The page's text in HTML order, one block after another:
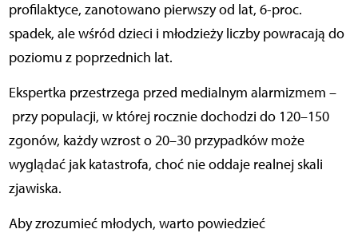
profilaktyce, zanotowano pierwszy od lat, 6-proc.
spadek, ale wśród dzieci i młodzieży liczby powracają do
poziomu z poprzednich lat.
Ekspertka przestrzega przed medialnym alarmizmem –
przy populacji, w której rocznie dochodzi do 120–150
zgonów, każdy wzrost o 20–30 przypadków może
wyglądać jak katastrofa, choć nie oddaje realnej skali
zjawiska.
Aby zrozumieć młodych, warto powiedzieć